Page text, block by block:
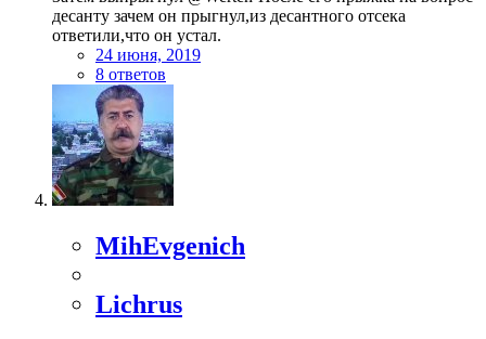
десанту зачем он прыгнул,из десантного отсека
ответили,что он устал.
24 июня, 2019
8 ответов
MihEvgenich
Lichrus